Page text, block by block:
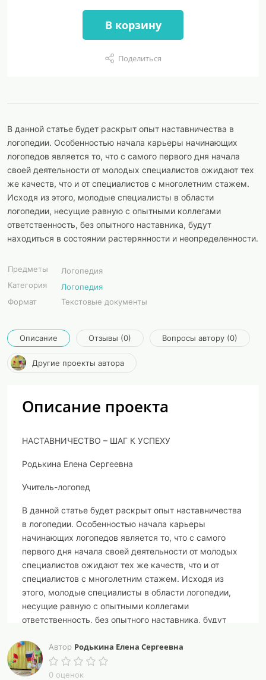
В корзину
Поделиться
В данной статье будет раскрыт опыт наставничества в
логопедии. Особенностью начала карьеры начинающих
логопедов является то, что с самого первого дня начала
своей деятельности от молодых специалистов ожидают тех
же качеств, что и от специалистов с многолетним стажем.
Исходя из этого, молодые специалисты в области
логопедии, несущие равную с опытными коллегами
ответственность, без опытного наставника, будут
находиться в состоянии растерянности и неопределенности.
Предметы
Логопедия
Категория
Логопедия
Формат
Текстовые документы
Описание Отзывы (0) Вопросы автору (0)
Другие проекты автора
Описание проекта
НАСТАВНИЧЕСТВО – ШАГ К УСПЕХУ
Родькина Елена Сергеевна
Учитель-логопед
В данной статье будет раскрыт опыт наставничества
в логопедии. Особенностью начала карьеры
начинающих логопедов является то, что с самого
первого дня начала своей деятельности от молодых
специалистов ожидают тех же качеств, что и от
специалистов с многолетним стажем. Исходя из
этого, молодые специалисты в области логопедии,
несущие равную с опытными коллегами
ответственность, без опытного наставника, будут
неопределенности.
Ключевые слова:
Автор Родькина Елена Сергеевна
0 оценок